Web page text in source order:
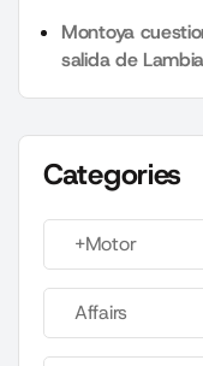
Montoya
salida de
Categories
+Motor
Affairs